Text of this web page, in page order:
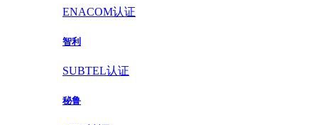
ENACOM认证
智利
SUBTEL认证
秘鲁